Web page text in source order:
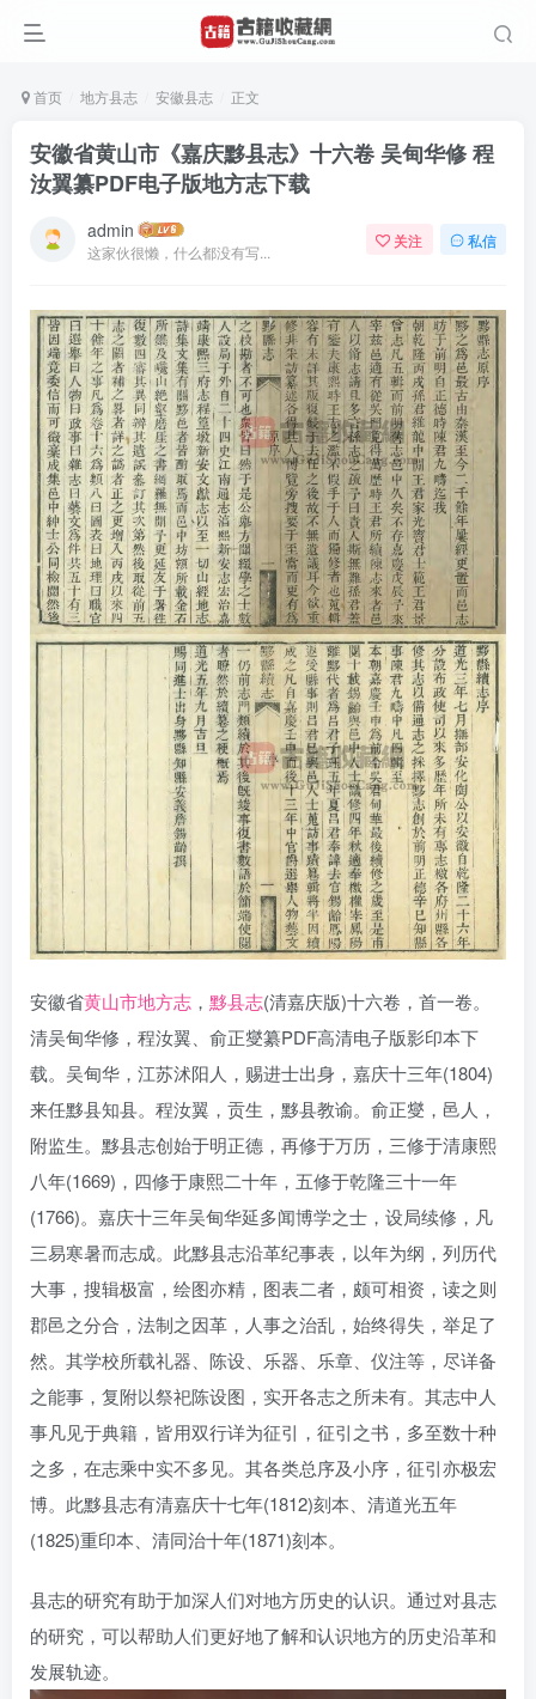
首页 地方县志 安徽县志 正文
安徽省黄山市《嘉庆黟县志》十六卷 吴甸华修 程
汝翼纂PDF电子版地方志下载
admin
这家伙很懒，什么都没有写...
关注 私信
安徽省黄山市地方志 ， 黟县志(清嘉庆版)十六卷，首一卷。
清吴甸华修，程汝翼、俞正燮纂PDF高清电子版影印本下
载。吴甸华，江苏沭阳人，赐进士出身，嘉庆十三年(1804)
来任黟县知县。程汝翼，贡生，黟县教谕。俞正燮，邑人，
附监生。黟县志创始于明正德，再修于万历，三修于清康熙
八年(1669)，四修于康熙二十年，五修于乾隆三十一年
(1766)。嘉庆十三年吴甸华延多闻博学之士，设局续修，凡
三易寒暑而志成。此黟县志沿革纪事表，以年为纲，列历代
大事，搜辑极富，绘图亦精，图表二者，颇可相资，读之则
郡邑之分合，法制之因革，人事之治乱，始终得失，举足了
然。其学校所载礼器、陈设、乐器、乐章、仪注等，尽详备
之能事，复附以祭祀陈设图，实开各志之所未有。其志中人
事凡见于典籍，皆用双行详为征引，征引之书，多至数十种
之多，在志乘中实不多见。其各类总序及小序，征引亦极宏
博。此黟县志有清嘉庆十七年(1812)刻本、清道光五年
(1825)重印本、清同治十年(1871)刻本。
县志的研究有助于加深人们对地方历史的认识。通过对县志
的研究，可以帮助人们更好地了解和认识地方的历史沿革和
发展轨迹。